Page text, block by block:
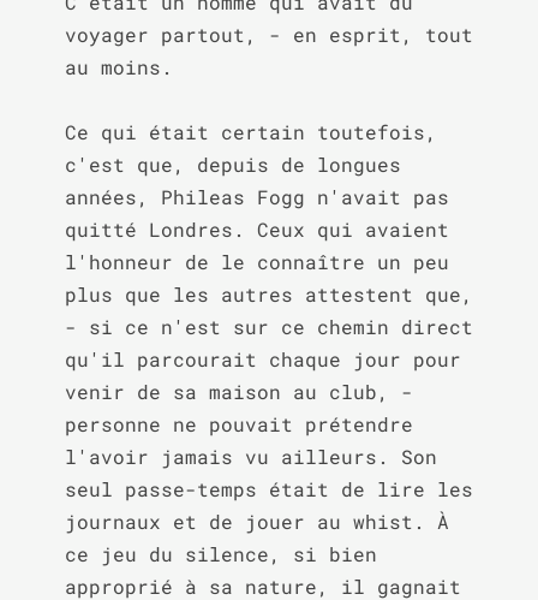
voyager partout, - en esprit, tout
au moins.
Ce qui était certain toutefois,
c'est que, depuis de longues
années, Phileas Fogg n'avait pas
quitté Londres. Ceux qui avaient
l'honneur de le connaître un peu
plus que les autres attestent que,
- si ce n'est sur ce chemin direct
qu'il parcourait chaque jour pour
venir de sa maison au club, -
personne ne pouvait prétendre
l'avoir jamais vu ailleurs. Son
seul passe-temps était de lire les
journaux et de jouer au whist. À
ce jeu du silence, si bien
approprié à sa nature, il gagnait